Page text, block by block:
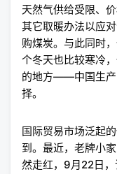
天然气供给受限、
其它取暖办法以应
购煤炭。与此同时
个冬天也比较寒冷
的地方——中国生产
择。
国际贸易市场泛起
到。最近，老牌小
然走红，9月22日